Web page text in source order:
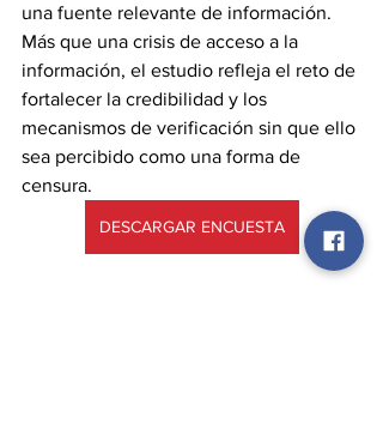
una fuente relevante de información.
Más que una crisis de acceso a la
información, el estudio refleja el reto de
fortalecer la credibilidad y los
mecanismos de verificación sin que ello
sea percibido como una forma de
censura.
DESCARGAR ENCUESTA